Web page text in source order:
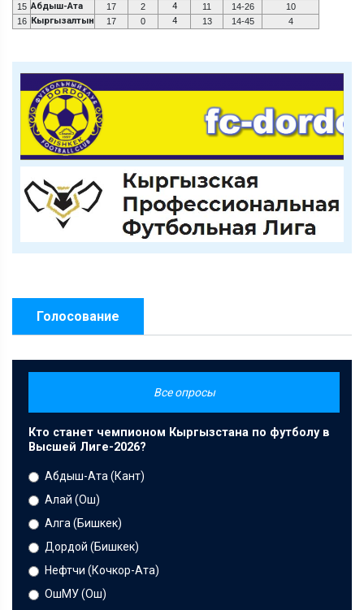
15 Абдыш-Ата 17 2 4 11 14-26
10
16 Кыргызалтын 17 0 4 13 14-45 4
Голосование
Все опросы
Кто станет чемпионом Кыргызстана по футболу в
Высшей Лиге-2026?
Абдыш-Ата (Кант)
Алай (Ош)
Алга (Бишкек)
Дордой (Бишкек)
Нефтчи (Кочкор-Ата)
ОшМУ (Ош)